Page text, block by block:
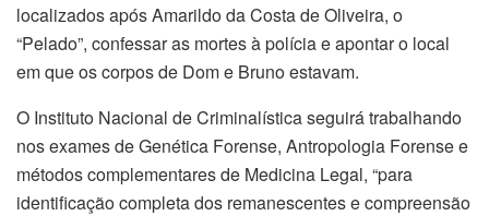
localizados após Amarildo da Costa de Oliveira, o
“Pelado”, confessar as mortes à polícia e apontar o local
em que os corpos de Dom e Bruno estavam.
O Instituto Nacional de Criminalística seguirá trabalhando
nos exames de Genética Forense, Antropologia Forense e
métodos complementares de Medicina Legal, “para
identificação completa dos remanescentes e compreensão